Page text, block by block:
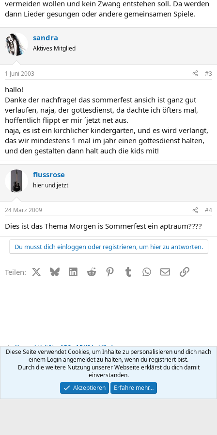
vermeiden wollen und kein Zwang entstehen soll. Da werden
dann Lieder gesungen oder andere gemeinsamen Spiele.
sandra
Aktives Mitglied
1 Juni 2003 #3
hallo!
Danke der nachfrage! das sommerfest ansich ist ganz gut
verlaufen, naja, der gottesdienst, da dachte ich öfters mal,
hoffentlich flippt er mir ´jetzt net aus.
naja, es ist ein kirchlicher kindergarten, und es wird verlangt,
das wir mindestens 1 mal im jahr einen gottesdienst halten,
und den gestalten dann halt auch die kids mit!
flussrose
hier und jetzt
24 März 2009 #4
Dies ist das Thema Morgen is Sommerfest ein aptraum????
Du musst dich einloggen oder registrieren, um hier zu antworten.
Teilen: X (Twitter)
BlueskyLinkedIn
Reddit PinterestTumblr WhatsApp
E-MailLink
Hyperaktivität + ADS - ADHS bei Kindern
Kontakt Nutzungsbedingungen Datenschutz Hilfe
R
Community platform by XenForo ® © 2010-2026 XenForo Ltd.
Diese Seite verwendet Cookies, um Inhalte zu personalisieren und dich nach
einem Login angemeldet zu halten, wenn du registriert bist.
Durch die weitere Nutzung unserer Webseite erklärst du dich damit
einverstanden.
Akzeptieren
Erfahre mehr…